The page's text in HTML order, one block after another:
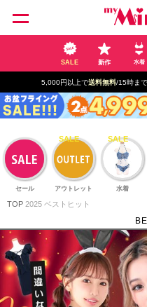
SALE 新作 水着
5,000円以上で送料無料/15時ま
セール アウトレット 水着
TOP 2025 ベストヒット